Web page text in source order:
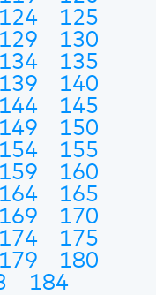
124
125
129
130
134
135
139
140
144
145
149
150
154
155
159
160
164
165
169
170
174
175
179
180
184